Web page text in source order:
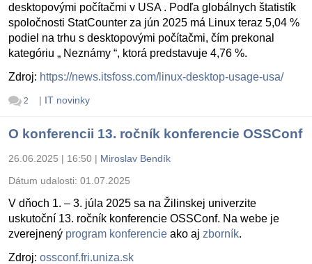
desktopovými počítačmi v USA . Podľa globálnych štatistík
spoločnosti StatCounter za jún 2025 má Linux teraz 5,04 %
podiel na trhu s desktopovými počítačmi, čím prekonal
kategóriu „ Neznámy “, ktorá predstavuje 4,76 %.
Zdroj: https://news.itsfoss.com/linux-desktop-usage-usa/
2 | IT novinky
O konferencii 13. ročník konferencie OSSConf
26.06.2025 | 16:50 | Miroslav Bendík
Dátum udalosti: 01.07.2025
V dňoch 1. – 3. júla 2025 sa na Žilinskej univerzite
uskutoční 13. ročník konferencie OSSConf. Na webe je
zverejnený program konferencie ako aj zborník.
Zdroj: ossconf.fri.uniza.sk